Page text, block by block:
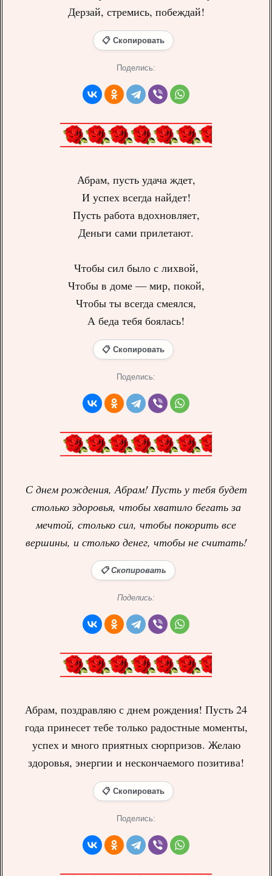
Дерзай, стремись, побеждай!
📋 Скопировать
Поделись:
Абрам, пусть удача ждет,
И успех всегда найдет!
Пусть работа вдохновляет,
Деньги сами прилетают.
Чтобы сил было с лихвой,
Чтобы в доме — мир, покой,
Чтобы ты всегда смеялся,
А беда тебя боялась!
📋 Скопировать
Поделись:
С днем рождения, Абрам! Пусть у тебя будет
столько здоровья, чтобы хватило бегать за
мечтой, столько сил, чтобы покорить все
вершины, и столько денег, чтобы не считать!
📋 Скопировать
Поделись:
Абрам, поздравляю с днем рождения! Пусть 24
года принесет тебе только радостные моменты,
успех и много приятных сюрпризов. Желаю
здоровья, энергии и нескончаемого позитива!
📋 Скопировать
Поделись: